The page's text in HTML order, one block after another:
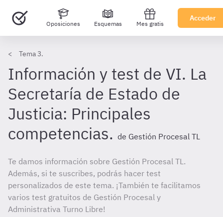
Oposiciones Esquemas Mes gratis
Acceder
Tema 3.
Información y test de VI. La
Secretaría de Estado de
Justicia: Principales
competencias. de Gestión Procesal TL
Te damos información sobre Gestión Procesal TL.
Además, si te suscribes, podrás hacer test
personalizados de este tema. ¡También te facilitamos
varios test gratuitos de Gestión Procesal y
Administrativa Turno Libre!